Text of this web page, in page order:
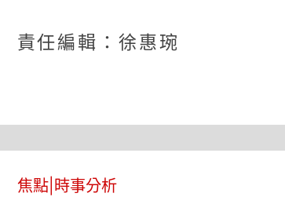
責任編輯：徐惠琬
焦點| 時事分析